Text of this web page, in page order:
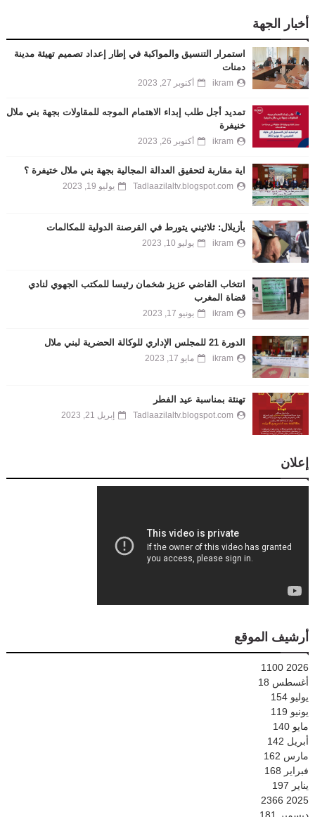
أخبار الجهة
استمرار التنسيق والمواكبة في إطار إعداد تصميم تهيئة مدينة
دمنات
ikram أكتوبر 27, 2023
تمديد أجل طلب إبداء الاهتمام الموجه للمقاولات بجهة بني ملال
خنيفرة
ikram أكتوبر 26, 2023
اية مقاربة لتحقيق العدالة المجالية بجهة بني ملال ختيفرة ؟
Tadlaazilaltv.blogspot.com يوليو 19, 2023
بأزيلال: ثلاثيني يتورط في القرصنة الدولية للمكالمات
ikram يوليو 10, 2023
انتخاب القاضي عزيز شخمان رئيسا للمكتب الجهوي لنادي
قضاة المغرب
ikram يونيو 17, 2023
الدورة 21 للمجلس الإداري للوكالة الحضرية لبني ملال
ikram مايو 17, 2023
تهنئة بمناسبة عيد الفطر
Tadlaazilaltv.blogspot.com إبريل 21, 2023
إعلان
أرشيف الموقع
2026
1100
أغسطس 18
يوليو 154
يونيو 119
مايو 140
أبريل 142
مارس 162
فبراير 168
يناير 197
2025
2366